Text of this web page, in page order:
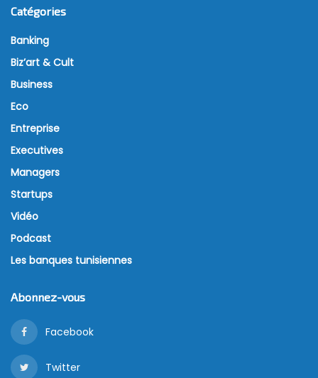
Catégories
Banking
Biz’art & Cult
Business
Eco
Entreprise
Executives
Managers
Startups
Vidéo
Podcast
Les banques tunisiennes
Abonnez-vous
Facebook
Twitter